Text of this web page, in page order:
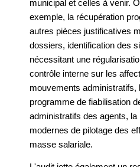
municipal et celles à venir.
exemple, la récupération
autres pièces justificatives
dossiers, identification des
nécessitant une
contrôle interne sur les
mouvements administratifs,
programme de fiabilisation
administratifs des agents,
modernes de pilotage des
masse salariale.